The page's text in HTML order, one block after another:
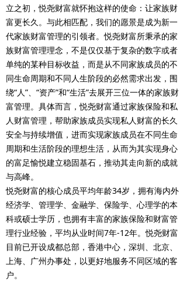
立之初，悦尧财富就怀抱这样的使命：让家族财
富更长久。与此相匹配，我们的愿景是成为新一
代家族财富管理的引领者。悦尧财富所秉承的家
族财富管理理念，不是仅仅基于复杂的数字或者
单纯的某种目标收益，而是从不同家族成员的不
同生命周期和不同人生阶段的必然需求出发，围
绕“人”、“资产”和“生活”去展开三位一体的家族财
富管理。具体而言，悦尧财富通过家族保险和私
人财富管理，帮助家族成员实现私人财富的长久
安全与持续增值，进而实现家族成员在不同生命
周期和生活阶段的理想生活，从而为其实现身心
的富足愉悦建立稳固基石，推动其走向新的成就
与高峰。
悦尧财富的核心成员平均年龄34岁，拥有海内外
经济学、管理学、金融学、保险学、心理学的本
科或硕士学历，也拥有丰富的家族保险和财富管
理行业经验，平均从业时间7年-12年。悦尧财富
目前已开设成都总部，香港中心，深圳、北京、
上海、广州办事处，以更好地服务不同区域的客
户。